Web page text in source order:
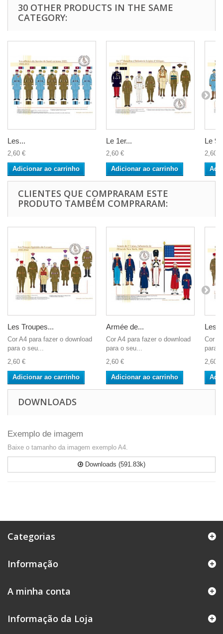
30 OTHER PRODUCTS IN THE SAME
CATEGORY:
Les...
2,60 €
Adicionar ao carrinho
Le 1er...
2,60 €
Adicionar ao carrinho
Le
2,60 €
CLIENTES QUE COMPRARAM ESTE
PRODUTO TAMBÉM COMPRARAM:
Les Troupes...
Cor A4 para fazer o download
para o seu...
2,60 €
Adicionar ao carrinho
Armée de...
Cor A4 para fazer o download
para o seu...
2,60 €
Adicionar ao carrinho
Les...
Cor
para
2,60 €
DOWNLOADS
Exemplo de imagem
Baixe o tamanho da imagem exemplo A4.
Downloads (591.83k)
Categorias
Informação
A minha conta
Informação da Loja